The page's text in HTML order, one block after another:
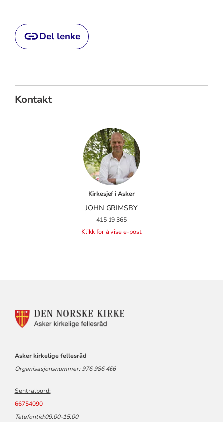
Del lenke
Kontakt
Kirkesjef i Asker
JOHN GRIMSBY
415 19 365
Klikk for å vise e-post
KONTAKTINFORMASJON
Asker kirkelige fellesråd
Organisasjonsnummer: 976 986 466
Sentralbord:
66754090
Telefontid:09.00-15.00